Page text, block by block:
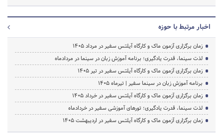
اخبار مرتبط با حوزه
زمان برگزاری آزمون ماک و کارگاه آیلتس سفیر در مرداد 1405
لذت سینما، قدرت یادگیری؛ برنامه آموزش زبان در سینما در مردادماه
زمان برگزاری آزمون ماک و کارگاه آیلتس سفیر در تیر 1405
برنامه آموزش زبان در سینما سفیر | تیرماه ۱۴۰۵
زمان برگزاری آزمون ماک و کارگاه آیلتس سفیر در خرداد 1405
لذت سینما، قدرت یادگیری؛ تورهای آموزشی سفیر در خردادماه
زمان برگزاری آزمون ماک و کارگاه آیلتس سفیر در اردیبهشت 1405